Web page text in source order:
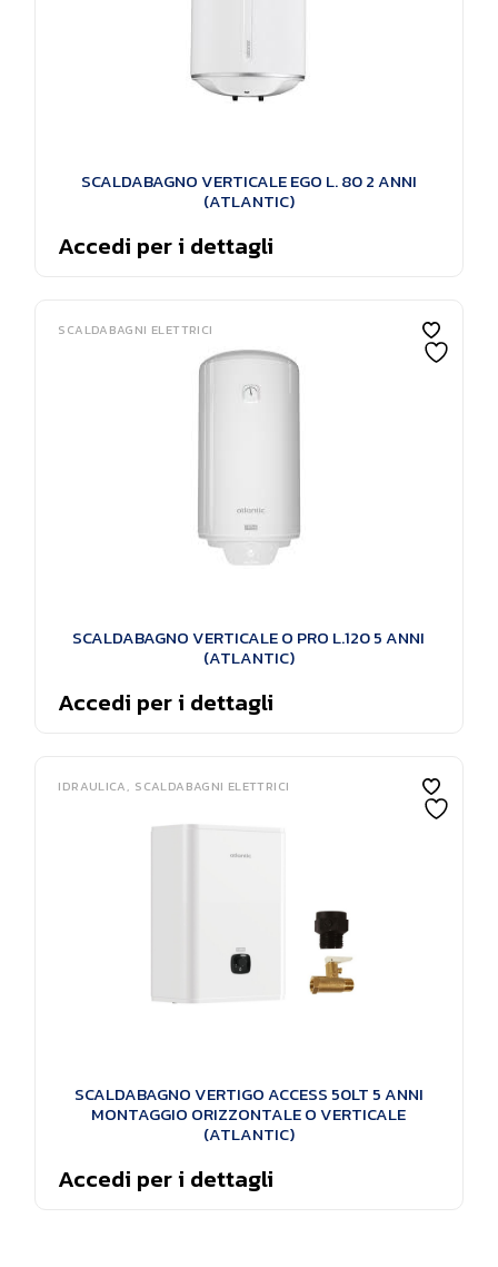
SCALDABAGNO VERTICALE EGO L. 80 2 ANNI
(ATLANTIC)
Accedi per i dettagli
SCALDABAGNI ELETTRICI
SCALDABAGNO VERTICALE O PRO L.120 5 ANNI
(ATLANTIC)
Accedi per i dettagli
IDRAULICA SCALDABAGNI ELETTRICI
SCALDABAGNO VERTIGO ACCESS 50LT 5 ANNI
MONTAGGIO ORIZZONTALE O VERTICALE
(ATLANTIC)
Accedi per i dettagli